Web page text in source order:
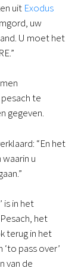
uit Exodus
uw
U moet het
te
gegeven.
“En het
u
is in het
het
terug in het
pass over’
van de